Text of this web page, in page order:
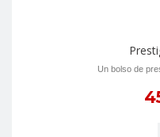
Un bolso de